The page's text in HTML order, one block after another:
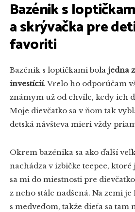
Bazénik s
a skrývačka pre
favoriti
Bazénik s loptičkami bola jedna
investícií. Vrelo ho odporúčam
známym už od chvíle, kedy ich
Moje dievčatko sa v ňom tak
detská návšteva mieri vždy
Okrem bazénika sa ako ďalší
nachádza v izbičke teepee,
sa mi do miestnosti pre
z neho stále nadšená. Na zemi
s medveďom, takže dieťa sa tam